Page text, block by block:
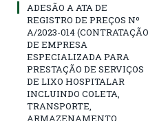
ADESÃO A ATA DE
REGISTRO DE PREÇOS Nº
A/2023-014 (CONTRATAÇÃO
DE EMPRESA
ESPECIALIZADA PARA
PRESTAÇÃO DE SERVIÇOS
DE LIXO HOSPITALAR
INCLUINDO COLETA,
TRANSPORTE,
ARMAZENAMENTO,